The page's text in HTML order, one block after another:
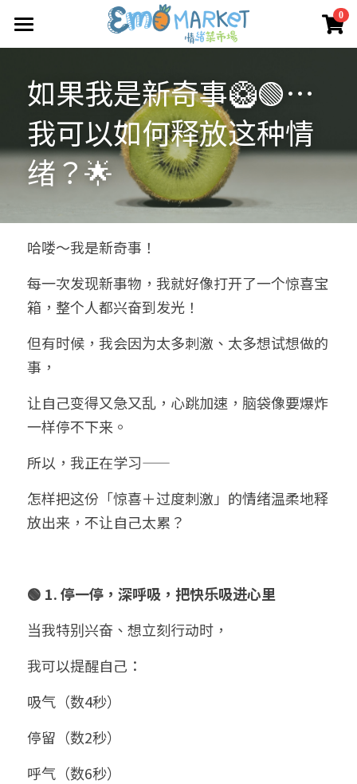
0
圖冊
Emo 商店
所有商品分類
情緒蔬菜小伙伴
關於我們
我們的服務
合作機構
聯絡我們
搜索
如果我是新奇事🥝🟢…
我可以如何释放这种情
绪？🌟
哈喽～我是新奇事！
每一次发现新事物，我就好像打开了一个惊喜宝
箱，整个人都兴奋到发光！
但有时候，我会因为太多刺激、太多想试想做的
事，
让自己变得又急又乱，心跳加速，脑袋像要爆炸
一样停不下来。
所以，我正在学习——
怎样把这份「惊喜＋过度刺激」的情绪温柔地释
放出来，不让自己太累？
🟢 1. 停一停，深呼吸，把快乐吸进心里
当我特别兴奋、想立刻行动时，
我可以提醒自己：
吸气（数4秒）
停留（数2秒）
呼气（数6秒）
×
商品分類
所有商品分類